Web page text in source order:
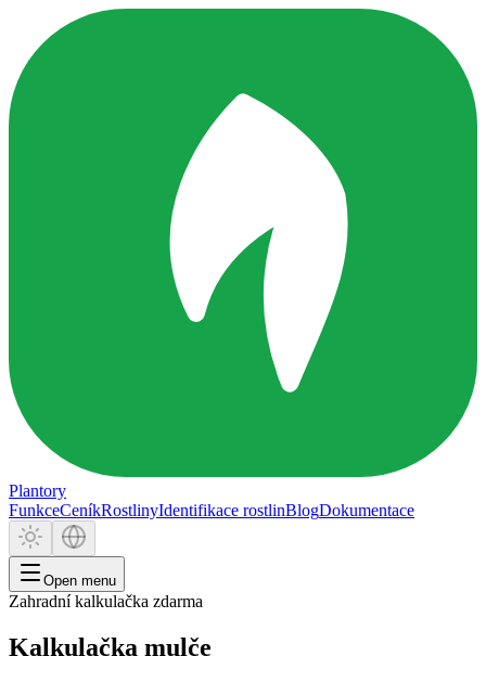
Plantory
FunkceCeníkRostlinyIdentifikace rostlinBlogDokumentace
Open menu
Zahradní kalkulačka zdarma
Kalkulačka mulče